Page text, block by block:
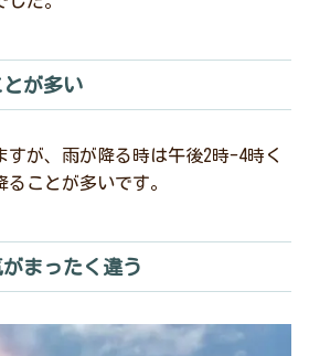
が多い
すが、雨が降る時は午後2時-4時く
ことが多いです。
まったく違う